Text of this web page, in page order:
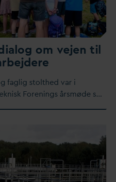
om vejen til
faglig stolthed var i
Forenings årsmøde s…